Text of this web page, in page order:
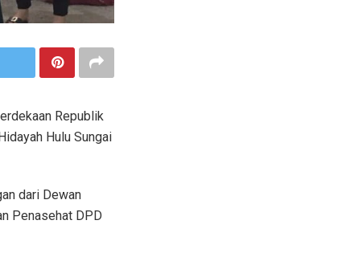
Republik
Hulu Sungai
dari Dewan
Penasehat DPD